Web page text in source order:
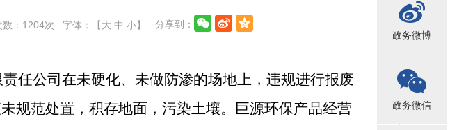
： 1204次 字体：【大 中 小】 分享到：
任公司在未硬化、未做防渗的场地上，违规进行报废
规范处置，积存地面，污染土壤。巨源环保产品经营
政务微博
政务微信